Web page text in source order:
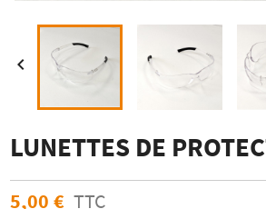

LUNETTES DE
5,00 € TTC